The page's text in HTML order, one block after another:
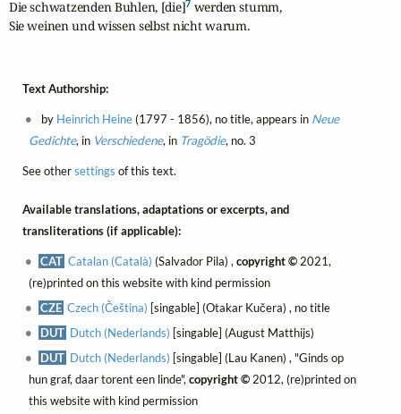
Die schwatzenden Buhlen, [die]7 werden stumm,
Sie weinen und wissen selbst nicht warum.
Text Authorship:
by Heinrich Heine(1797 - 1856), no title, appears in Neue
Gedichte, in Verschiedene, in Tragödie, no. 3
See othersettings of this text.
Available translations, adaptations or excerpts, and
transliterations (if applicable):
CAT Catalan (Català) (Salvador Pila) ,copyright © 2021,
(re)printed on this website with kind permission
CZE Czech (Čeština) [singable] (Otakar Kučera) , no title
DUT Dutch (Nederlands) [singable] (August Matthijs)
DUT Dutch (Nederlands) [singable] (Lau Kanen) , "Ginds op
hun graf, daar torent een linde", copyright ©2012, (re)printed on
this website with kind permission